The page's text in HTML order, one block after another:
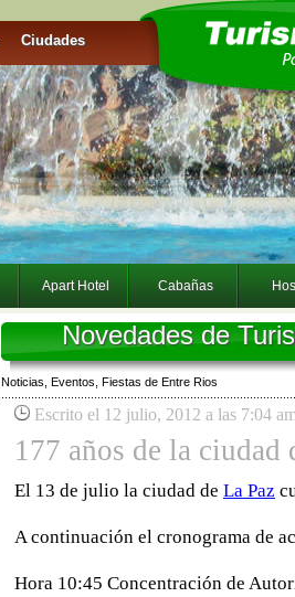
Ciudades
Apart Hotel Cabañas
Novedades de
Noticias, Eventos, Fiestas de Entre Rios
Escrito el 12 julio, 2012 a las 7:04
177 años de la ciudad
El 13 de julio la ciudad de La Paz
A continuación el cronograma de
Hora 10:45 Concentración de